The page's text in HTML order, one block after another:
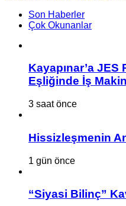
Son Haberler
Çok Okunanlar
Kayapınar’a
Eşliğinde İş
3 saat önce
Hissizleşmenin
1 gün önce
“Siyasi Bilinç”